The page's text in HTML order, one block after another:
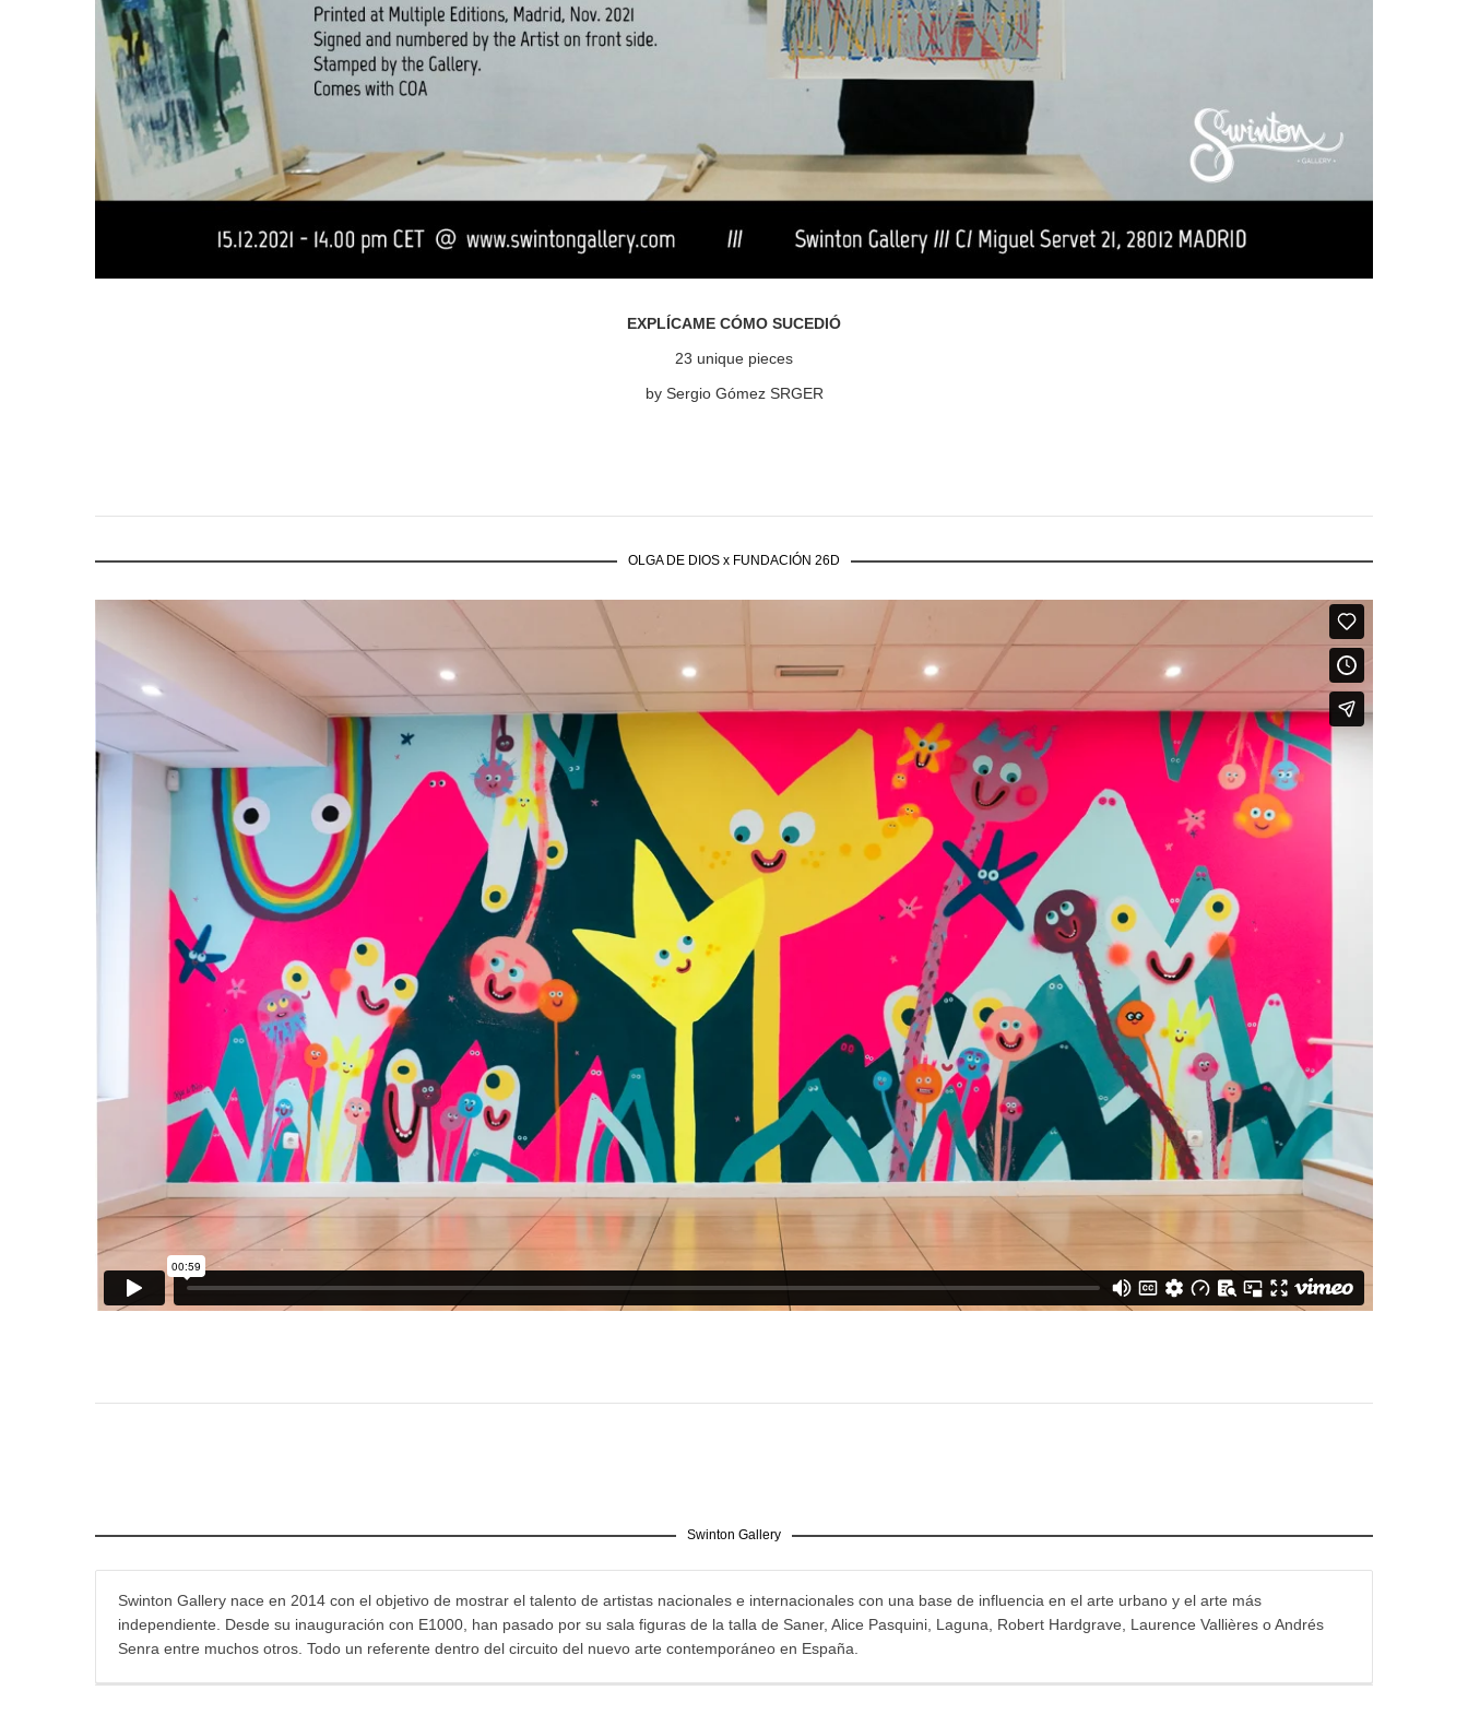
EXPLÍCAME CÓMO SUCEDIÓ
23 unique pieces
by Sergio Gómez SRGER
OLGA DE DIOS x FUNDACIÓN 26D
Swinton Gallery
Swinton Gallery nace en 2014 con el objetivo de mostrar el talento de artistas nacionales e internacionales con una base de influencia en el arte urbano y el arte más
independiente. Desde su inauguración con E1000, han pasado por su sala figuras de la talla de Saner, Alice Pasquini, Laguna, Robert Hardgrave, Laurence Vallières o Andrés
Senra entre muchos otros. Todo un referente dentro del circuito del nuevo arte contemporáneo en España.